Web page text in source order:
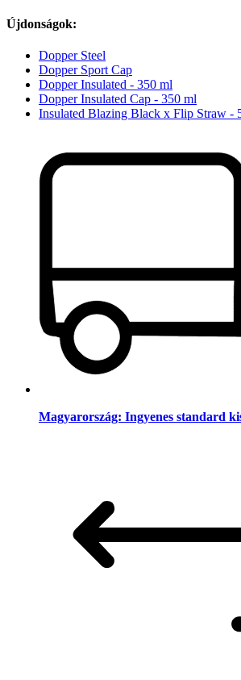
Újdonságok:
Dopper Steel
Dopper Sport Cap
Dopper Insulated - 350 ml
Dopper Insulated Cap - 350 ml
Insulated Blazing Black x Flip Straw -
Magyarország: Ingyenes standard